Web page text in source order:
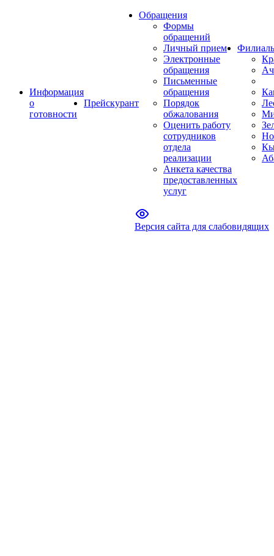
Информация
о
готовности
Прейскурант
Обращения
Формы
обращений
Личный прием
Электронные
обращения
Письменные
обращения
Порядок
обжалования
Оценить работу
сотрудников
отдела
реализации
Анкета качества
предоставленных
услуг
Версия сайта для слабовидящих